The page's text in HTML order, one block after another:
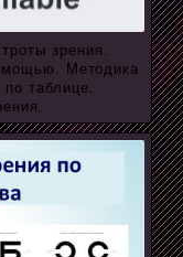
зрения.
Методика
таблице.